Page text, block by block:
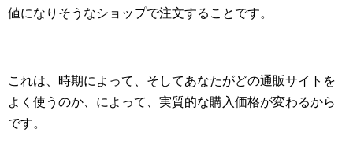
値になりそうなショップで注文することです。
これは、時期によって、そしてあなたがどの通販サイトを
よく使うのか、によって、実質的な購入価格が変わるから
です。